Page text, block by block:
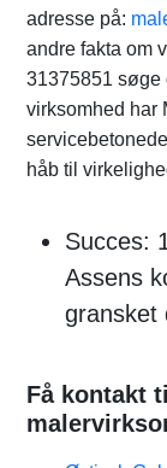
adresse på:
andre fakta om
31375851 søge
virksomhed har
håb til
Succes:
Assens
gransket
Få kontakt